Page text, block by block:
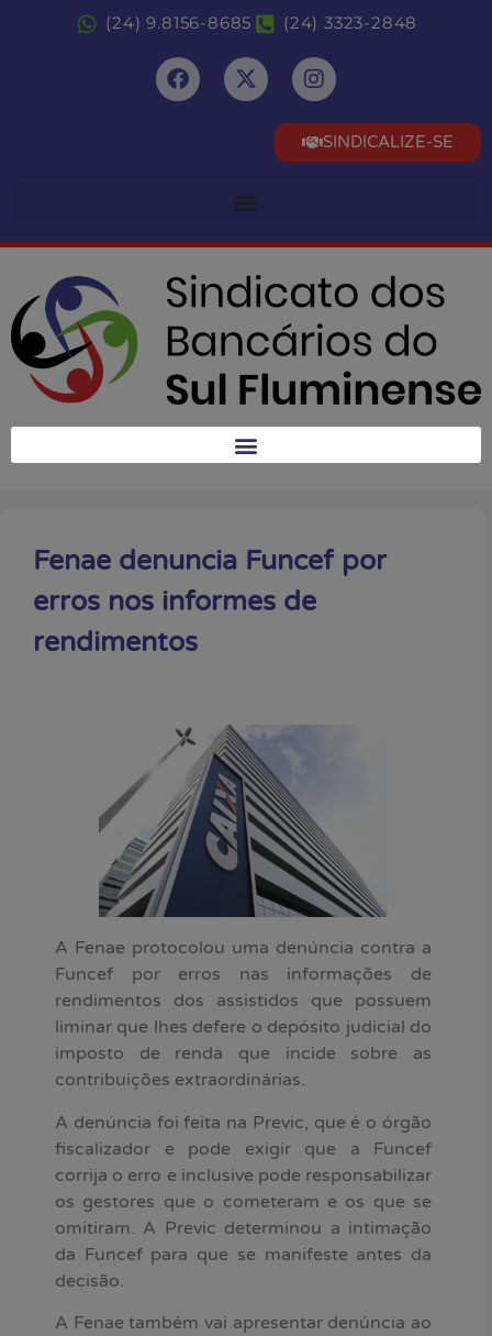
(24) 9.8156-8685 (24) 3323-2848
SINDICALIZE-SE
Fenae denuncia Funcef por
erros nos informes de
rendimentos
A Fenae protocolou uma denúncia contra a
Funcef por erros nas informações de
rendimentos dos assistidos que possuem
liminar que lhes defere o depósito judicial do
imposto de renda que incide sobre as
contribuições extraordinárias.
A denúncia foi feita na Previc, que é o órgão
fiscalizador e pode exigir que a Funcef
corrija o erro e inclusive pode responsabilizar
os gestores que o cometeram e os que se
omitiram. A Previc determinou a intimação
da Funcef para que se manifeste antes da
decisão.
A Fenae também vai apresentar denúncia ao